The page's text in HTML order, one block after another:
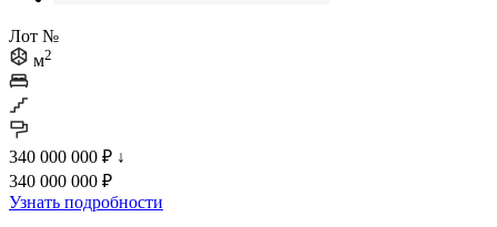
Лот №
м2
340 000 000 ₽ ↓
340 000 000 ₽
Узнать подробности